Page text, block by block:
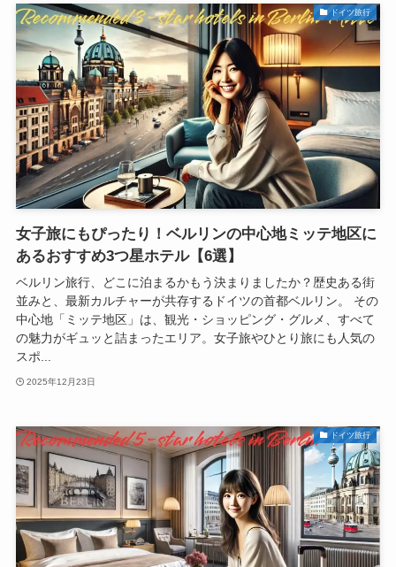
ドイツ旅行
女子旅にもぴったり！ベルリンの中心地ミッテ地区に
あるおすすめ3つ星ホテル【6選】
ベルリン旅行、どこに泊まるかもう決まりましたか？歴史ある街
並みと、最新カルチャーが共存するドイツの首都ベルリン。 その
中心地「ミッテ地区」は、観光・ショッピング・グルメ、すべて
の魅力がギュッと詰まったエリア。女子旅やひとり旅にも人気の
スポ...
2025年12月23日
ドイツ旅行